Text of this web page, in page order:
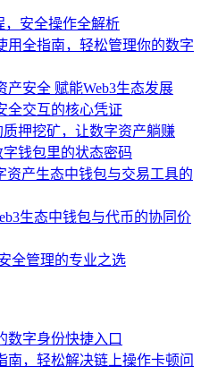
，安全操作全解析
用全指南，轻松管理你的数字
产安全 赋能Web3生态发展
全交互的核心凭证
押挖矿，让数字资产躺赚
钱包里的状态密码
资产生态中钱包与交易工具的
生态中钱包与代币的协同价
全管理的专业之选
数字身份快捷入口
南，轻松解决链上操作卡顿问